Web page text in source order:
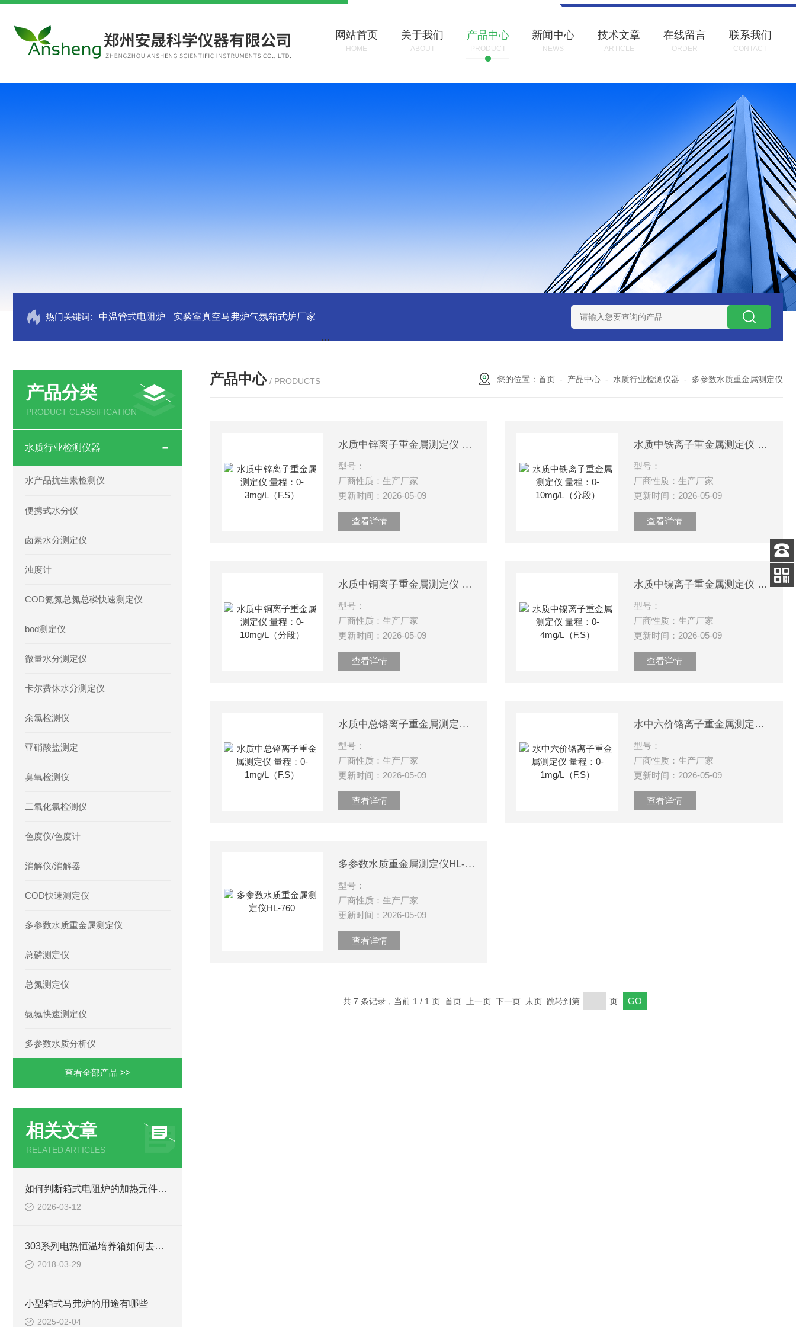
网站首页
HOME
关于我们
ABOUT
产品中心
PRODUCT
新闻中心
NEWS
技术文章
ARTICLE
在线留言
ORDER
联系我们
CONTACT
热门关键词: 中温管式电阻炉 实验室真空马弗炉气氛箱式炉厂家 SX2-9-17TP高温实验用热失重马弗炉 实验室小型高温马弗炉 陶瓷纤维
产品分类
PRODUCT CLASSIFICATION
水质行业检测仪器
水产品抗生素检测仪
便携式水分仪
卤素水分测定仪
浊度计
COD氨氮总氮总磷快速测定仪
bod测定仪
微量水分测定仪
卡尔费休水分测定仪
余氯检测仪
亚硝酸盐测定
臭氧检测仪
二氧化氯检测仪
色度仪/色度计
消解仪/消解器
COD快速测定仪
多参数水质重金属测定仪
总磷测定仪
总氮测定仪
氨氮快速测定仪
多参数水质分析仪
查看全部产品 >>
相关文章
RELATED ARTICLES
如何判断箱式电阻炉的加热元件是否需要更换？
2026-03-12
303系列电热恒温培养箱如何去除工作时异响
2018-03-29
小型箱式马弗炉的用途有哪些
2025-02-04
产品中心 / PRODUCTS 您的位置： 首页 - 产品中心 - 水质行业检测仪器 - 多参数水质重金属测定仪
水质中锌离子重金属测定仪 量程：0-3mg/L（F.S）
型号：
厂商性质：生产厂家
更新时间：2026-05-09
查看详情
水质中铁离子重金属测定仪 量程：0-10mg/L（分段）
型号：
厂商性质：生产厂家
更新时间：2026-05-09
查看详情
水质中铜离子重金属测定仪 量程：0-10mg/L（分段）
型号：
厂商性质：生产厂家
更新时间：2026-05-09
查看详情
水质中镍离子重金属测定仪 量程：0-4mg/L（F.S）
型号：
厂商性质：生产厂家
更新时间：2026-05-09
查看详情
水质中总铬离子重金属测定仪 量程：0-1mg/L（F.S）
型号：
厂商性质：生产厂家
更新时间：2026-05-09
查看详情
水中六价铬离子重金属测定仪 量程：0-1mg/L（F.S）
型号：
厂商性质：生产厂家
更新时间：2026-05-09
查看详情
多参数水质重金属测定仪HL-760
型号：
厂商性质：生产厂家
更新时间：2026-05-09
查看详情
共 7 条记录，当前 1 / 1 页 首页 上一页 下一页 末页 跳转到第 页
客服
电话